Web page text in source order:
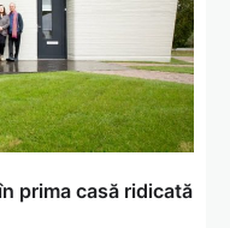
prima casă ridicată